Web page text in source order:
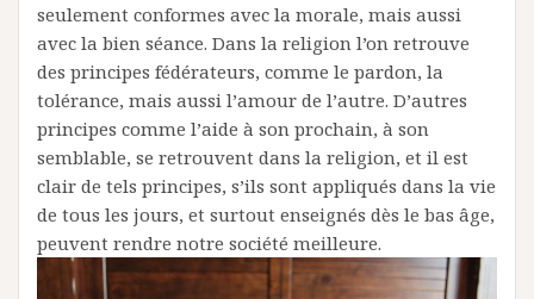
seulement conformes avec la morale, mais aussi
avec la bien séance. Dans la religion l’on retrouve
des principes fédérateurs, comme le pardon, la
tolérance, mais aussi l’amour de l’autre. D’autres
principes comme l’aide à son prochain, à son
semblable, se retrouvent dans la religion, et il est
clair de tels principes, s’ils sont appliqués dans la vie
de tous les jours, et surtout enseignés dès le bas âge,
peuvent rendre notre société meilleure.